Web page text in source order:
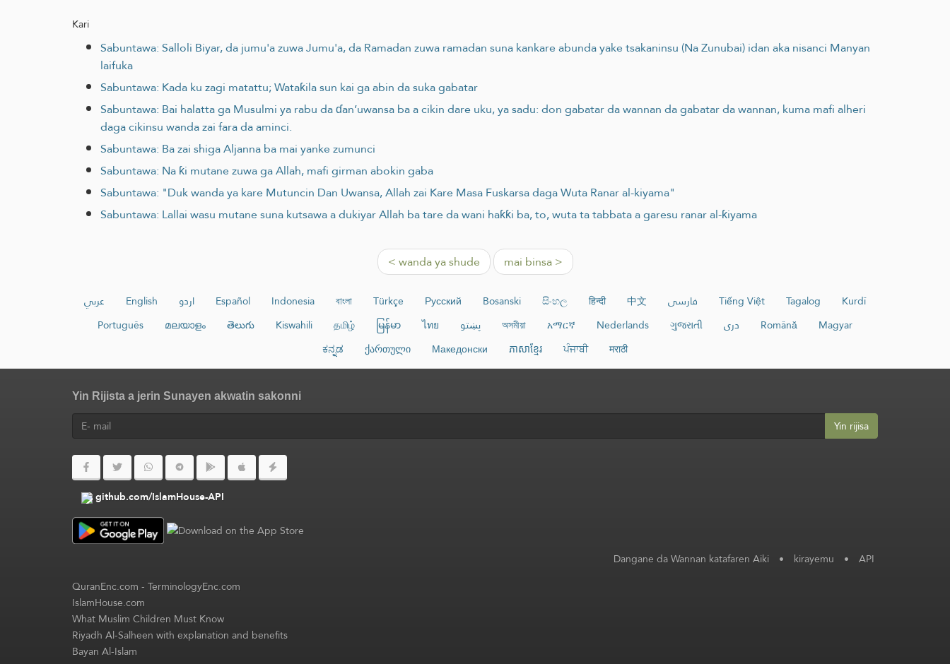
Kari
Sabuntawa: Salloli Biyar, da jumu'a zuwa Jumu'a, da Ramadan zuwa ramadan suna kankare abunda yake tsakaninsu (Na Zunubai) idan aka nisanci Manyan
laifuka
Sabuntawa: Kada ku zagi matattu; Wataƙila sun kai ga abin da suka gabatar
Sabuntawa: Bai halatta ga Musulmi ya rabu da ɗan’uwansa ba a cikin dare uku, ya sadu: don gabatar da wannan da gabatar da wannan, kuma mafi alheri
daga cikinsu wanda zai fara da aminci.
Sabuntawa: Ba zai shiga Aljanna ba mai yanke zumunci
Sabuntawa: Na ƙi mutane zuwa ga Allah, mafi girman abokin gaba
Sabuntawa: "Duk wanda ya kare Mutuncin Dan Uwansa, Allah zai Kare Masa Fuskarsa daga Wuta Ranar al-kiyama"
Sabuntawa: Lallai wasu mutane suna kutsawa a dukiyar Allah ba tare da wani haƙƙi ba, to, wuta ta tabbata a garesu ranar al-ƙiyama
< wanda ya shude mai binsa >
عربي English اردو Español Indonesia বাংলা Türkçe Русский Bosanski සිංහල हिन्दी 中文 فارسی Tiếng Việt Tagalog
Kurdî
Português
മലയാളം తెలుగు Kiswahili தமிழ் မြန်မာ ไทย پښتو অসমীয়া አማርኛ Nederlands ગુજરાતી دری Română
Magyar
ಕನ್ನಡ
ქართული Македонски ភាសាខ្មែរ ਪੰਜਾਬੀ मराठी
Yin Rijista a jerin Sunayen akwatin sakonni
Yin rijisa
github.com/IslamHouse-API
Dangane da Wannan katafaren Aiki • kirayemu • API
QuranEnc.com-TerminologyEnc.com
IslamHouse.com
What Muslim Children Must Know
Riyadh Al-Salheen with explanation and benefits
Bayan Al-Islam